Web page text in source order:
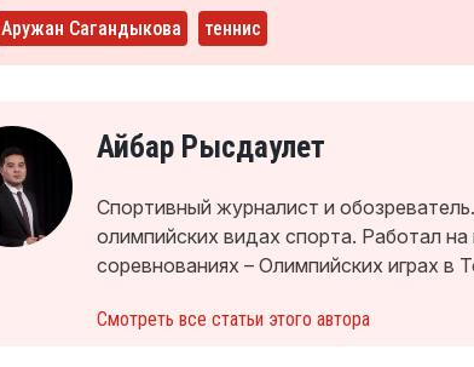
Аружан Сагандыкова теннис
Айбар Рысдаулет
Спортивный журналист и
олимпийских видах спорта. Работал
соревнованиях – Олимпийских играх в
Смотреть все статьи этого автора